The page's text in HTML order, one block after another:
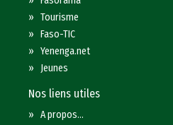
»Tourisme
»Faso-TIC
»Yenenga.net
» Jeunes
Nos liens utiles
»A propos...